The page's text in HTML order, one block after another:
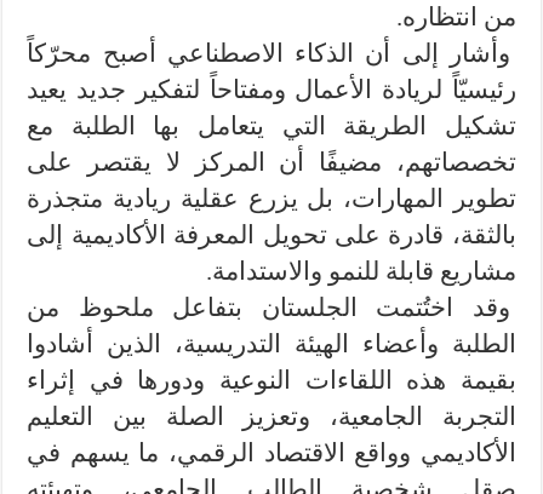
من انتظاره.
وأشار إلى أن الذكاء الاصطناعي أصبح محرّكاً
رئيسيّاً لريادة الأعمال ومفتاحاً لتفكير جديد يعيد
تشكيل الطريقة التي يتعامل بها الطلبة مع
تخصصاتهم، مضيفًا أن المركز لا يقتصر على
تطوير المهارات، بل يزرع عقلية ريادية متجذرة
بالثقة، قادرة على تحويل المعرفة الأكاديمية إلى
مشاريع قابلة للنمو والاستدامة.
وقد اختُتمت الجلستان بتفاعل ملحوظ من
الطلبة وأعضاء الهيئة التدريسية، الذين أشادوا
بقيمة هذه اللقاءات النوعية ودورها في إثراء
التجربة الجامعية، وتعزيز الصلة بين التعليم
الأكاديمي وواقع الاقتصاد الرقمي، ما يسهم في